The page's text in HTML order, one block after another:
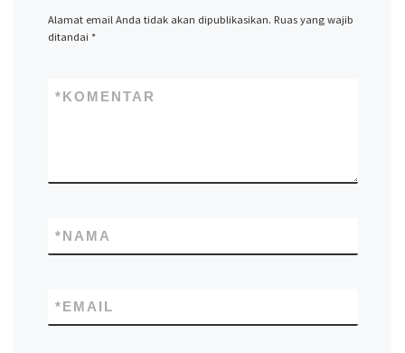
Alamat email Anda tidak akan dipublikasikan. Ruas yang wajib
ditandai *
KOMENTAR
*
NAMA
*
EMAIL
*